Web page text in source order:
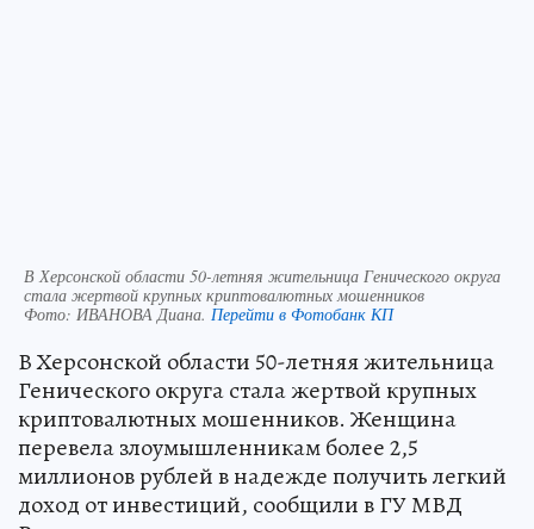
В Херсонской области 50-летняя жительница Генического округа
стала жертвой крупных криптовалютных мошенников
Фото: ИВАНОВА Диана. Перейти в Фотобанк КП
В Херсонской области 50-летняя жительница
Генического округа стала жертвой крупных
криптовалютных мошенников. Женщина
перевела злоумышленникам более 2,5
миллионов рублей в надежде получить легкий
доход от инвестиций, сообщили в ГУ МВД